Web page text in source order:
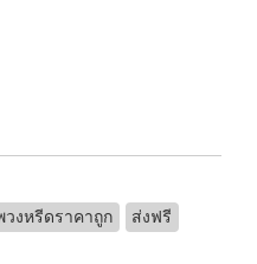
วงหรีดราคาถูก ส่งฟรี